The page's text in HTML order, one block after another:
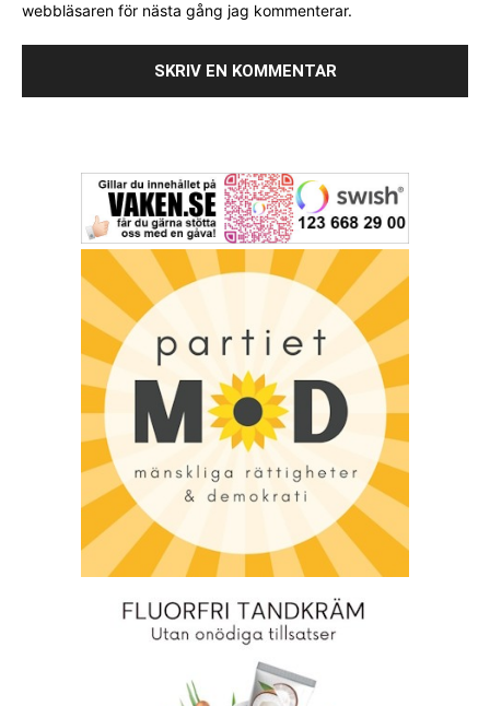
webbläsaren för nästa gång jag kommenterar.